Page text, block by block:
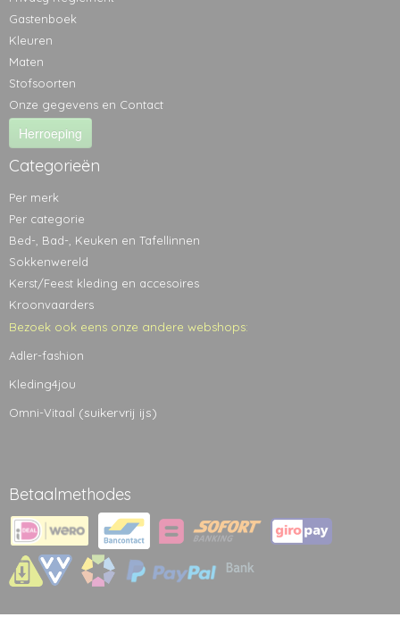
Gastenboek
Kleuren
Maten
Stofsoorten
Onze gegevens en Contact
Herroeping
Categorieën
Per merk
Per categorie
Bed-, Bad-, Keuken en Tafellinnen
Sokkenwereld
Kerst/Feest kleding en accesoires
Kroonvaarders
Bezoek ook eens onze andere webshops:
Adler-fashion
Kleding4jou
Omni-Vitaal (suikervrij ijs)
Betaalmethodes